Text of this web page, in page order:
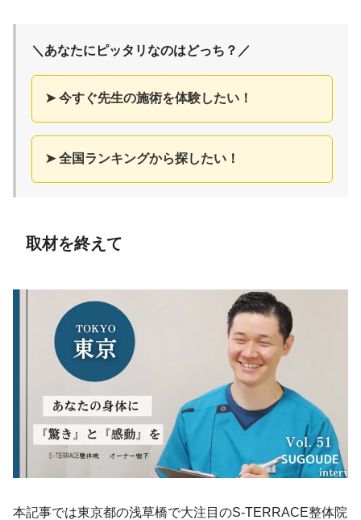
＼あなたにピッタリなのはどっち？／
➤ 今すぐ先生の施術を体験したい！
➤ 全国ランキングから探したい！
取材を終えて
本記事では東京都の浅草橋で大注目のS-TERRACE整体院